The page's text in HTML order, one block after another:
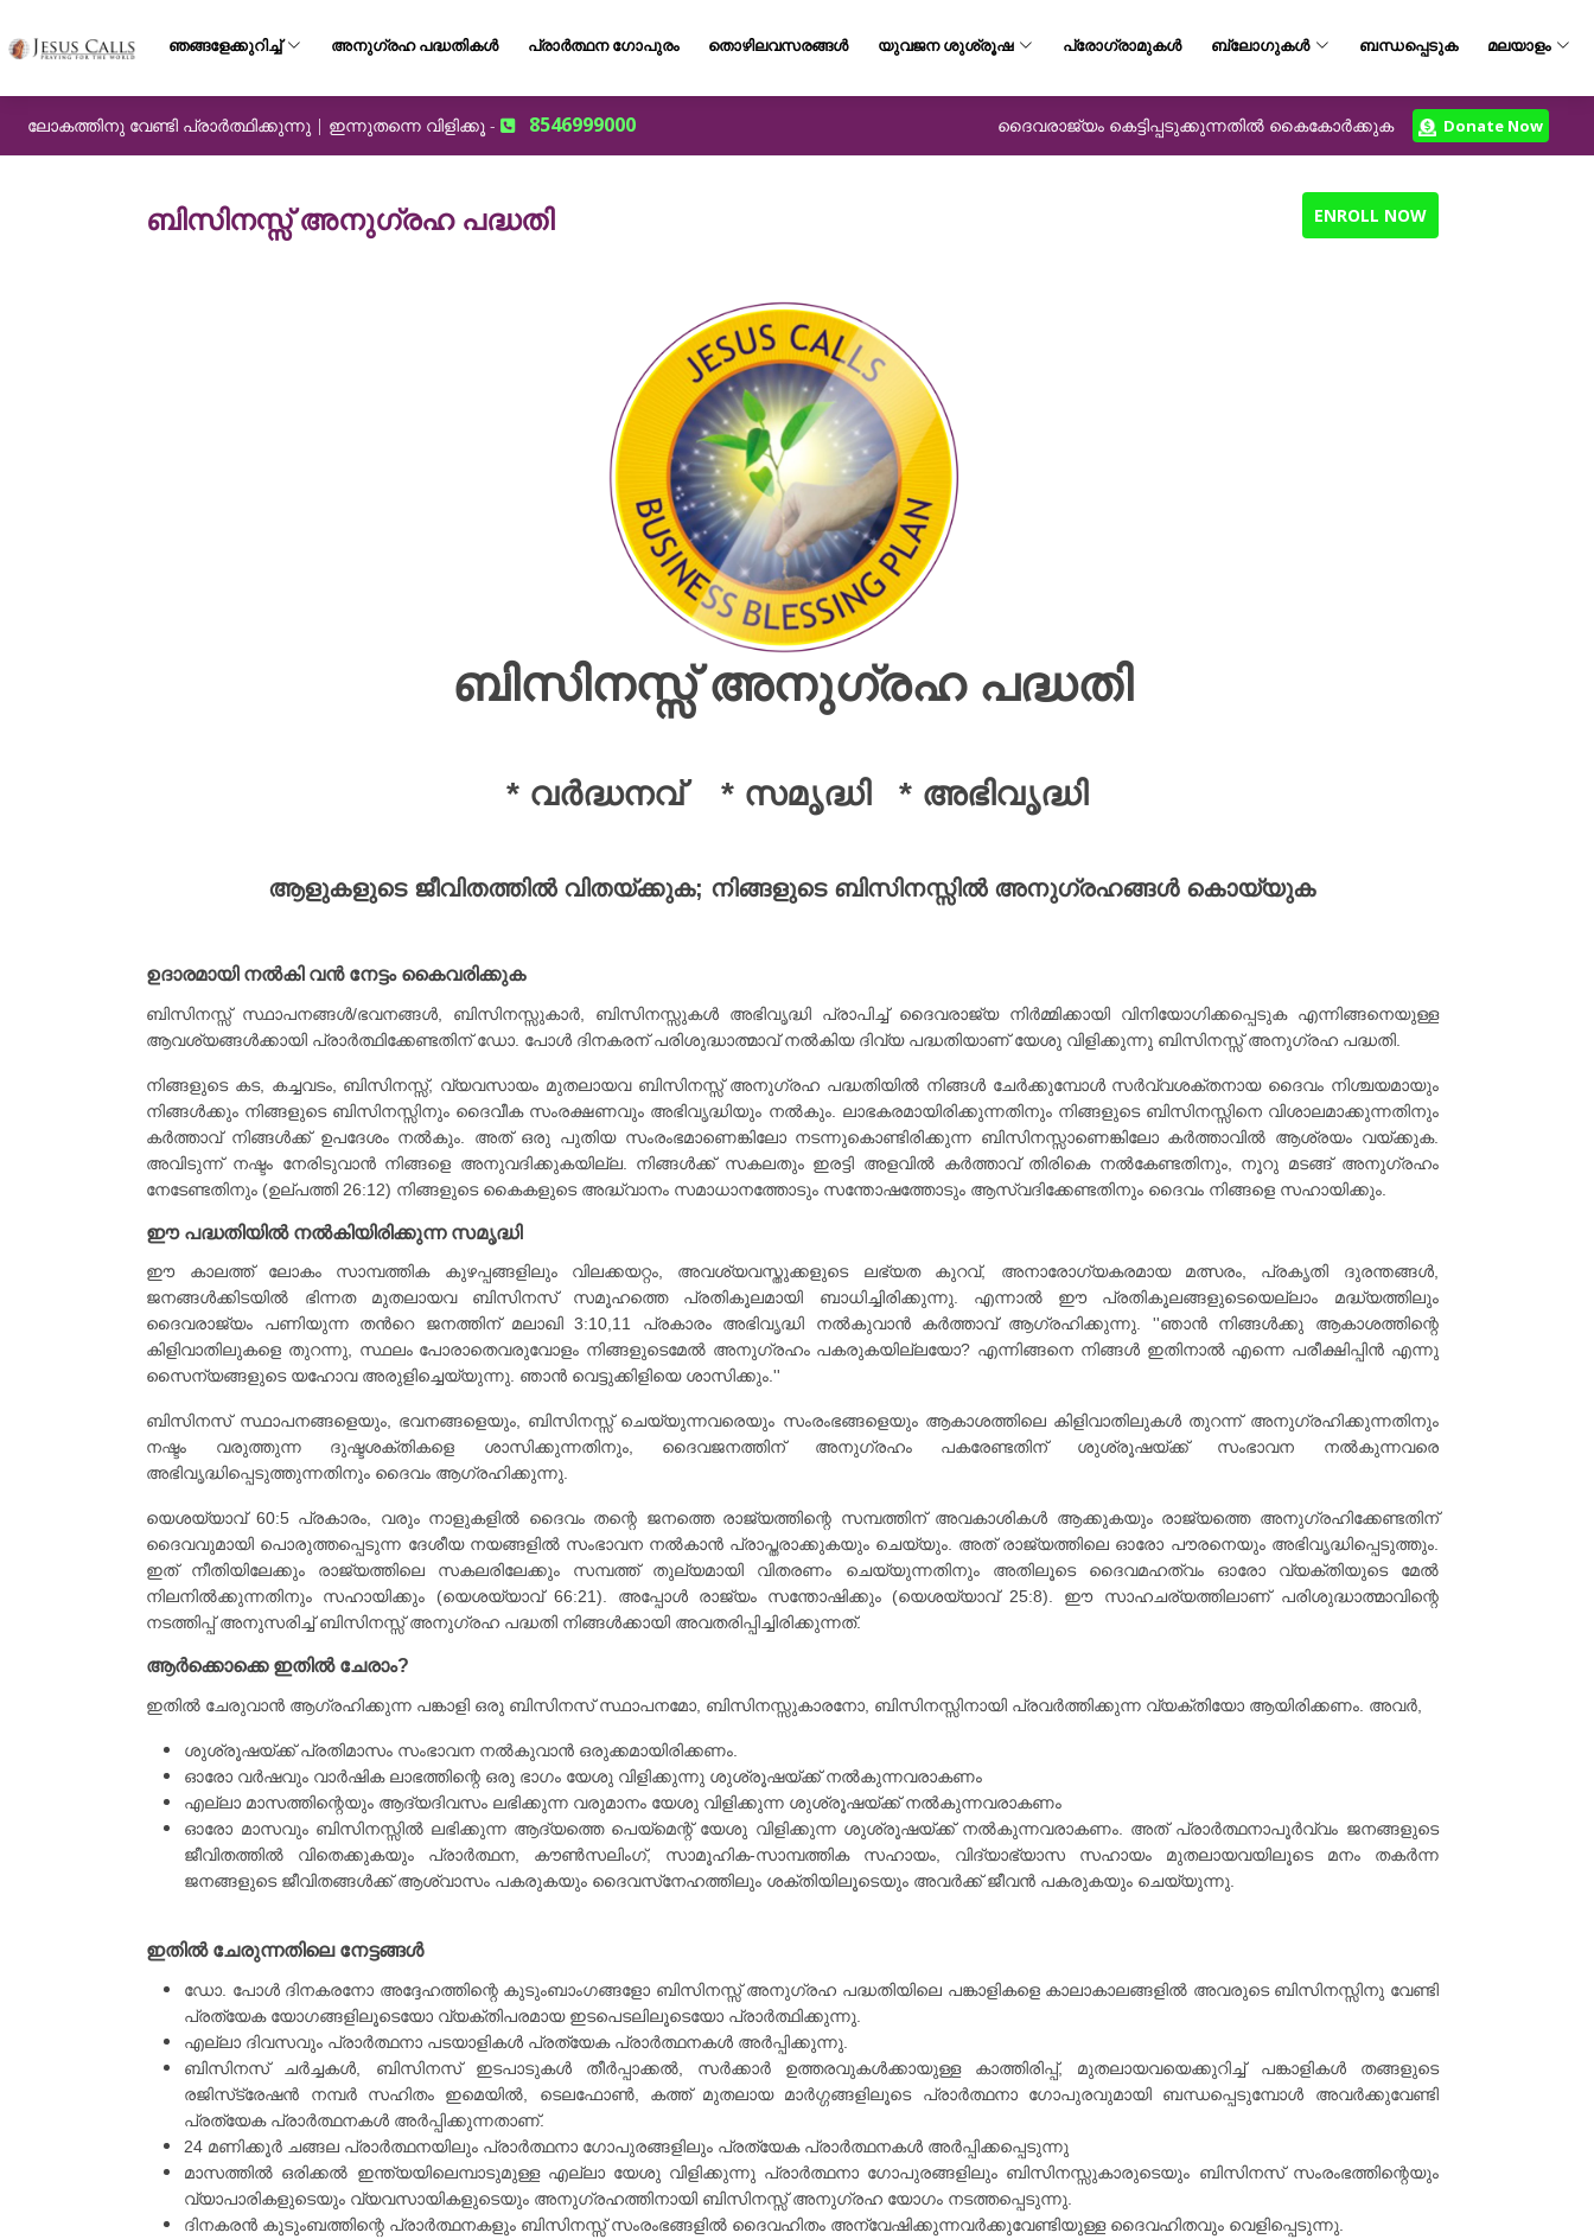
ഞങ്ങളേക്കുറിച്ച് അനുഗ്രഹ പദ്ധതികൾ പ്രാർത്ഥന ഗോപുരം തൊഴിലവസരങ്ങൾ യുവജന ശുശ്രൂഷ പ്രോഗ്രാമുകൾ ബ്ലോഗുകൾ ബന്ധപ്പെടുക മലയാളം
ലോകത്തിനു വേണ്ടി പ്രാർത്ഥിക്കുന്നു | ഇന്നുതന്നെ വിളിക്കൂ - 8546999000 ദൈവരാജ്യം കെട്ടിപ്പടുക്കുന്നതിൽ കൈകോർക്കുക Donate Now
ബിസിനസ്സ് അനുഗ്രഹ പദ്ധതി ENROLL NOW
ബിസിനസ്സ് അനുഗ്രഹ പദ്ധതി
* വർദ്ധനവ് * സമൃദ്ധി * അഭിവൃദ്ധി
ആളുകളുടെ ജീവിതത്തിൽ വിതയ്ക്കുക; നിങ്ങളുടെ ബിസിനസ്സിൽ അനുഗ്രഹങ്ങൾ കൊയ്യുക
ഉദാരമായി നൽകി വൻ നേട്ടം കൈവരിക്കുക
ബിസിനസ്സ് സ്ഥാപനങ്ങൾ/ഭവനങ്ങൾ, ബിസിനസ്സുകാർ, ബിസിനസ്സുകൾ അഭിവൃദ്ധി പ്രാപിച്ച് ദൈവരാജ്യ നിർമ്മിക്കായി വിനിയോഗിക്കപ്പെടുക എന്നിങ്ങനെയുള്ള
ആവശ്യങ്ങൾക്കായി പ്രാർത്ഥിക്കേണ്ടതിന് ഡോ. പോൾ ദിനകരന് പരിശുദ്ധാത്മാവ് നൽകിയ ദിവ്യ പദ്ധതിയാണ് യേശു വിളിക്കുന്നു ബിസിനസ്സ് അനുഗ്രഹ പദ്ധതി.
നിങ്ങളുടെ കട, കച്ചവടം, ബിസിനസ്സ്, വ്യവസായം മുതലായവ ബിസിനസ്സ് അനുഗ്രഹ പദ്ധതിയിൽ നിങ്ങൾ ചേർക്കുമ്പോൾ സർവ്വശക്തനായ ദൈവം നിശ്ചയമായും
നിങ്ങൾക്കും നിങ്ങളുടെ ബിസിനസ്സിനും ദൈവീക സംരക്ഷണവും അഭിവൃദ്ധിയും നൽകും. ലാഭകരമായിരിക്കുന്നതിനും നിങ്ങളുടെ ബിസിനസ്സിനെ വിശാലമാക്കുന്നതിനും
കർത്താവ് നിങ്ങൾക്ക് ഉപദേശം നൽകും. അത് ഒരു പുതിയ സംരംഭമാണെങ്കിലോ നടന്നുകൊണ്ടിരിക്കുന്ന ബിസിനസ്സാണെങ്കിലോ കർത്താവിൽ ആശ്രയം വയ്ക്കുക.
അവിടുന്ന് നഷ്ടം നേരിടുവാൻ നിങ്ങളെ അനുവദിക്കുകയില്ല. നിങ്ങൾക്ക് സകലതും ഇരട്ടി അളവിൽ കർത്താവ് തിരികെ നൽകേണ്ടതിനും, നൂറു മടങ്ങ് അനുഗ്രഹം
നേടേണ്ടതിനും (ഉല്പത്തി 26:12) നിങ്ങളുടെ കൈകളുടെ അദ്ധ്വാനം സമാധാനത്തോടും സന്തോഷത്തോടും ആസ്വദിക്കേണ്ടതിനും ദൈവം നിങ്ങളെ സഹായിക്കും.
ഈ പദ്ധതിയിൽ നൽകിയിരിക്കുന്ന സമൃദ്ധി
ഈ കാലത്ത് ലോകം സാമ്പത്തിക കുഴപ്പങ്ങളിലും വിലക്കയറ്റം, അവശ്യവസ്തുക്കളുടെ ലഭ്യത കുറവ്, അനാരോഗ്യകരമായ മത്സരം, പ്രകൃതി ദുരന്തങ്ങൾ,
ജനങ്ങൾക്കിടയിൽ ഭിന്നത മുതലായവ ബിസിനസ് സമൂഹത്തെ പ്രതികൂലമായി ബാധിച്ചിരിക്കുന്നു. എന്നാൽ ഈ പ്രതികൂലങ്ങളുടെയെല്ലാം മദ്ധ്യത്തിലും
ദൈവരാജ്യം പണിയുന്ന തൻറെ ജനത്തിന് മലാഖി 3:10,11 പ്രകാരം അഭിവൃദ്ധി നൽകുവാൻ കർത്താവ് ആഗ്രഹിക്കുന്നു. ''ഞാൻ നിങ്ങൾക്കു ആകാശത്തിന്റെ
കിളിവാതിലുകളെ തുറന്നു, സ്ഥലം പോരാതെവരുവോളം നിങ്ങളുടെമേൽ അനുഗ്രഹം പകരുകയില്ലയോ? എന്നിങ്ങനെ നിങ്ങൾ ഇതിനാൽ എന്നെ പരീക്ഷിപ്പിൻ എന്നു
സൈന്യങ്ങളുടെ യഹോവ അരുളിച്ചെയ്യുന്നു. ഞാൻ വെട്ടുക്കിളിയെ ശാസിക്കും.''
ബിസിനസ് സ്ഥാപനങ്ങളെയും, ഭവനങ്ങളെയും, ബിസിനസ്സ് ചെയ്യുന്നവരെയും സംരംഭങ്ങളെയും ആകാശത്തിലെ കിളിവാതിലുകൾ തുറന്ന് അനുഗ്രഹിക്കുന്നതിനും
നഷ്ടം വരുത്തുന്ന ദുഷ്ടശക്തികളെ ശാസിക്കുന്നതിനും, ദൈവജനത്തിന് അനുഗ്രഹം പകരേണ്ടതിന് ശുശ്രൂഷയ്ക്ക് സംഭാവന നൽകുന്നവരെ
അഭിവൃദ്ധിപ്പെടുത്തുന്നതിനും ദൈവം ആഗ്രഹിക്കുന്നു.
യെശയ്യാവ് 60:5 പ്രകാരം, വരും നാളുകളിൽ ദൈവം തന്റെ ജനത്തെ രാജ്യത്തിന്റെ സമ്പത്തിന് അവകാശികൾ ആക്കുകയും രാജ്യത്തെ അനുഗ്രഹിക്കേണ്ടതിന്
ദൈവവുമായി പൊരുത്തപ്പെടുന്ന ദേശീയ നയങ്ങളിൽ സംഭാവന നൽകാൻ പ്രാപ്തരാക്കുകയും ചെയ്യും. അത് രാജ്യത്തിലെ ഓരോ പൗരനെയും അഭിവൃദ്ധിപ്പെടുത്തും.
ഇത് നീതിയിലേക്കും രാജ്യത്തിലെ സകലരിലേക്കും സമ്പത്ത് തുല്യമായി വിതരണം ചെയ്യുന്നതിനും അതിലൂടെ ദൈവമഹത്വം ഓരോ വ്യക്തിയുടെ മേൽ
നിലനിൽക്കുന്നതിനും സഹായിക്കും (യെശയ്യാവ് 66:21). അപ്പോൾ രാജ്യം സന്തോഷിക്കും (യെശയ്യാവ് 25:8). ഈ സാഹചര്യത്തിലാണ് പരിശുദ്ധാത്മാവിന്റെ
നടത്തിപ്പ് അനുസരിച്ച് ബിസിനസ്സ് അനുഗ്രഹ പദ്ധതി നിങ്ങൾക്കായി അവതരിപ്പിച്ചിരിക്കുന്നത്.
ആർക്കൊക്കെ ഇതിൽ ചേരാം?
ഇതിൽ ചേരുവാൻ ആഗ്രഹിക്കുന്ന പങ്കാളി ഒരു ബിസിനസ് സ്ഥാപനമോ, ബിസിനസ്സുകാരനോ, ബിസിനസ്സിനായി പ്രവർത്തിക്കുന്ന വ്യക്തിയോ ആയിരിക്കണം. അവർ,
ശുശ്രൂഷയ്ക്ക് പ്രതിമാസം സംഭാവന നൽകുവാൻ ഒരുക്കമായിരിക്കണം.
ഓരോ വർഷവും വാർഷിക ലാഭത്തിന്റെ ഒരു ഭാഗം യേശു വിളിക്കുന്നു ശുശ്രൂഷയ്ക്ക് നൽകുന്നവരാകണം
എല്ലാ മാസത്തിന്റെയും ആദ്യദിവസം ലഭിക്കുന്ന വരുമാനം യേശു വിളിക്കുന്ന ശുശ്രൂഷയ്ക്ക് നൽകുന്നവരാകണം
ഓരോ മാസവും ബിസിനസ്സിൽ ലഭിക്കുന്ന ആദ്യത്തെ പെയ്‌മെന്റ് യേശു വിളിക്കുന്ന ശുശ്രൂഷയ്ക്ക് നൽകുന്നവരാകണം. അത് പ്രാർത്ഥനാപൂർവ്വം ജനങ്ങളുടെ
ജീവിതത്തിൽ വിതെക്കുകയും പ്രാർത്ഥന, കൗൺസലിംഗ്, സാമൂഹിക-സാമ്പത്തിക സഹായം, വിദ്യാഭ്യാസ സഹായം മുതലായവയിലൂടെ മനം തകർന്ന
ജനങ്ങളുടെ ജീവിതങ്ങൾക്ക് ആശ്വാസം പകരുകയും ദൈവസ്‌നേഹത്തിലും ശക്തിയിലൂടെയും അവർക്ക് ജീവൻ പകരുകയും ചെയ്യുന്നു.
ഇതിൽ ചേരുന്നതിലെ നേട്ടങ്ങൾ
ഡോ. പോൾ ദിനകരനോ അദ്ദേഹത്തിന്റെ കുടുംബാംഗങ്ങളോ ബിസിനസ്സ് അനുഗ്രഹ പദ്ധതിയിലെ പങ്കാളികളെ കാലാകാലങ്ങളിൽ അവരുടെ ബിസിനസ്സിനു വേണ്ടി
പ്രത്യേക യോഗങ്ങളിലൂടെയോ വ്യക്തിപരമായ ഇടപെടലിലൂടെയോ പ്രാർത്ഥിക്കുന്നു.
എല്ലാ ദിവസവും പ്രാർത്ഥനാ പടയാളികൾ പ്രത്യേക പ്രാർത്ഥനകൾ അർപ്പിക്കുന്നു.
ബിസിനസ് ചർച്ചകൾ, ബിസിനസ് ഇടപാടുകൾ തീർപ്പാക്കൽ, സർക്കാർ ഉത്തരവുകൾക്കായുള്ള കാത്തിരിപ്പ്, മുതലായവയെക്കുറിച്ച് പങ്കാളികൾ തങ്ങളുടെ
രജിസ്‌ട്രേഷൻ നമ്പർ സഹിതം ഇമെയിൽ, ടെലഫോൺ, കത്ത് മുതലായ മാർഗ്ഗങ്ങളിലൂടെ പ്രാർത്ഥനാ ഗോപുരവുമായി ബന്ധപ്പെടുമ്പോൾ അവർക്കുവേണ്ടി
പ്രത്യേക പ്രാർത്ഥനകൾ അർപ്പിക്കുന്നതാണ്.
24 മണിക്കൂർ ചങ്ങല പ്രാർത്ഥനയിലും പ്രാർത്ഥനാ ഗോപുരങ്ങളിലും പ്രത്യേക പ്രാർത്ഥനകൾ അർപ്പിക്കപ്പെടുന്നു
മാസത്തിൽ ഒരിക്കൽ ഇന്ത്യയിലെമ്പാടുമുള്ള എല്ലാ യേശു വിളിക്കുന്നു പ്രാർത്ഥനാ ഗോപുരങ്ങളിലും ബിസിനസ്സുകാരുടെയും ബിസിനസ് സംരംഭത്തിന്റെയും
വ്യാപാരികളുടെയും വ്യവസായികളുടെയും അനുഗ്രഹത്തിനായി ബിസിനസ്സ് അനുഗ്രഹ യോഗം നടത്തപ്പെടുന്നു.
ദിനകരൻ കുടുംബത്തിന്റെ പ്രാർത്ഥനകളും ബിസിനസ്സ് സംരംഭങ്ങളിൽ ദൈവഹിതം അന്വേഷിക്കുന്നവർക്കുവേണ്ടിയുള്ള ദൈവഹിതവും വെളിപ്പെടുന്നു.